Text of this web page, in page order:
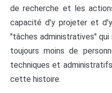
de recherche et les
capacité d'y projeter et
"tâches administratives"
toujours moins de
techniques et
cette histoire.